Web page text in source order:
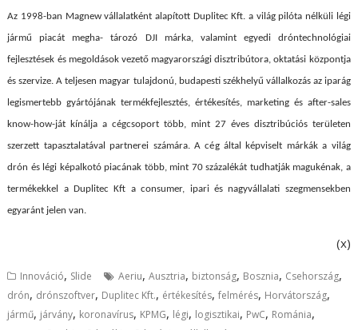
Az 1998-ban Magnew vállalatként alapított Duplitec Kft. a világ pilóta nélküli légi
jármű piacát megha- tározó DJI márka, valamint egyedi dróntechnológiai
fejlesztések és megoldások vezető magyarországi disztribútora, oktatási központja
és szervize. A teljesen magyar tulajdonú, budapesti székhelyű vállalkozás az iparág
legismertebb gyártójának termékfejlesztés, értékesítés, marketing és after-sales
know-how-ját kínálja a cégcsoport több, mint 27 éves disztribúciós területen
szerzett tapasztalatával partnerei számára. A cég által képviselt márkák a világ
drón és légi képalkotó piacának több, mint 70 százalékát tudhatják magukénak, a
termékekkel a Duplitec Kft a consumer, ipari és nagyvállalati szegmensekben
egyaránt jelen van.
(x)
Innováció, Slide Aeriu,Ausztria, biztonság, Bosznia, Csehország,
drón, drónszoftver, Duplitec Kft., értékesítés,felmérés, Horvátország,
jármű, járvány, koronavírus, KPMG, légi, logisztikai, PwC, Románia,